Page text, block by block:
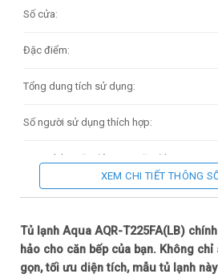
Số cửa:
Đặc điểm:
Tổng dung tích sử dụng:
Số người sử dụng thích hợp:
Dung tích ngăn đông + ngăn đá:
Chất liệu bên ngoài Tủ lạnh:
Chất liệu khay Tủ lạnh:
XEM CHI TIẾT THÔNG
Tủ lạnh Aqua AQR-T225FA(LB)
hảo cho căn bếp của bạn. Không
gọn, tối ưu diện tích, mẫu tủ lạnh